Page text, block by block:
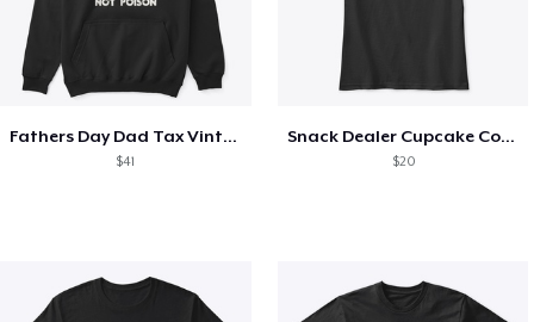
Fathers Day Dad Tax Vintage Papa T-Shirt
$41
Snack Dealer Cupcake Cookie and Milk
$20